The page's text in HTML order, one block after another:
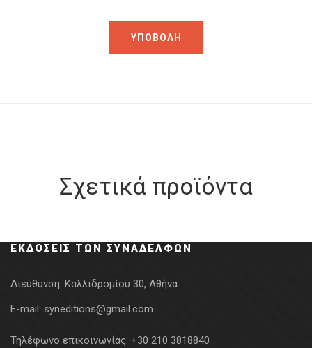
Σχετικά προϊόντα
ΕΚΔΌΣΕΙΣ ΤΩΝ ΣΥΝΑΔΈΛΦΩΝ
Διεύθυνση: Καλλιδρομίου 30, Αθήνα
E-mail: syneditions@gmail.com
Τηλέφωνο επικοινωνίας: +30 210 3818840